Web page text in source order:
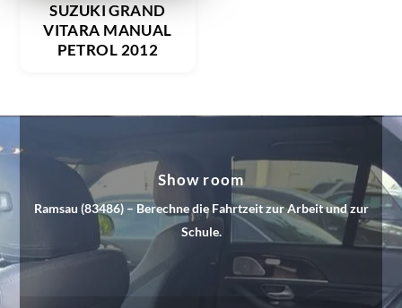
SUZUKI GRAND
VITARA MANUAL
PETROL 2012
Show room
Ramsau (83486) – Berechne die Fahrtzeit zur Arbeit und zur
Schule.